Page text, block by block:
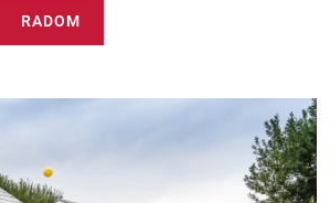
RADOM